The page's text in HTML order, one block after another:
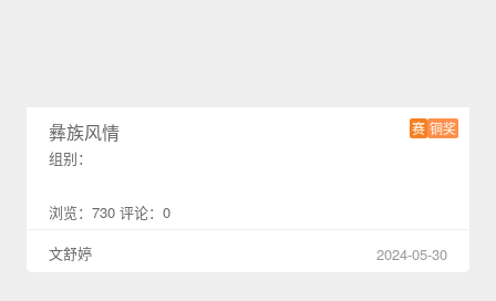
铜奖
赛
彝族风情
组别：
浏览：730 评论：0
文舒婷
2024-05-30